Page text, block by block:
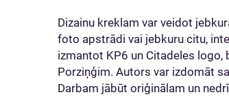
Dizainu kreklam var veidot
foto apstrādi vai jebkuru citu,
izmantot KP6 un Citadeles
Porziņģim. Autors var izdomāt
Darbam jābūt oriģinālam un